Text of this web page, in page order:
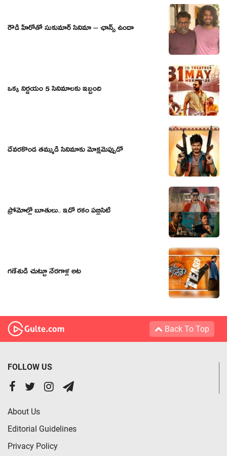
రౌడీ హీరోతో సుకుమార్ సినిమా – ఛాన్స్ ఉందా
ఒక్క నిర్ణయం 5 సినిమాలకు ఇబ్బంది
దేవరకొండ తమ్ముడి సినిమాకు మోక్షమెప్పుడో
ప్రోమోల్లో బూతులు.. ఇదో రకం పబ్లిసిటీ
గణేశుడి చుట్టూ నేరగాళ్ల అట
Back To Top
FOLLOW US
About Us
Editorial Guidelines
Privacy Policy